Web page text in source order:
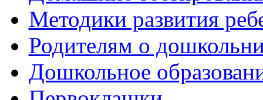
Методики развития
Родителям о
Дошкольное